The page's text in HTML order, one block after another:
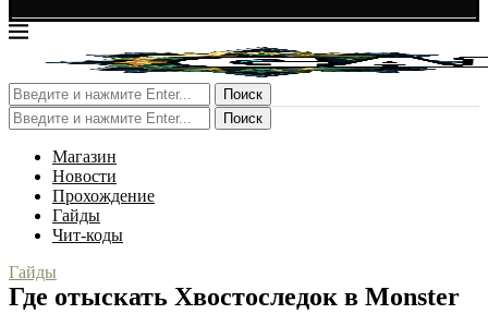
Поиск
Поиск
Магазин
Новости
Прохождение
Гайды
Чит-коды
Гайды
Где отыскать Хвостоследок в Monster